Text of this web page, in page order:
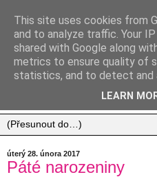
Jídlo, cestování, život.
úterý 28. února 2017
Páté narozeniny
This site uses cookies from
and to analyze traffic. Your
shared with Google along
metrics to ensure quality of
statistics, and to detect and
LEARN